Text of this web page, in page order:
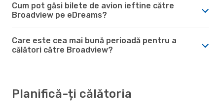
Cum pot găsi bilete de avion ieftine către
Broadview pe eDreams?
Care este cea mai bună perioadă pentru a
călători către Broadview?
Planifică-ți călătoria